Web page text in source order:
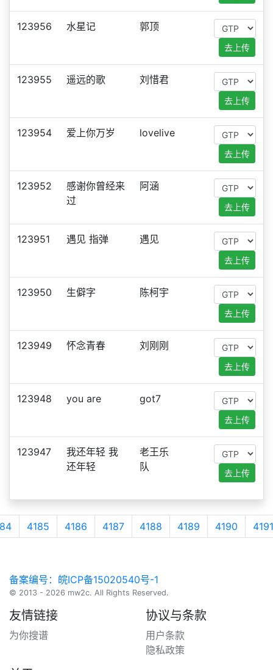
123956 水星记 郭顶
去上传
123955 遥远的歌 刘惜君
去上传
123954 爱上你万岁 lovelive
去上传
123952
感谢你曾经来
过
阿涵
去上传
123951 遇见 指弹 遇见
去上传
123950 生僻字 陈柯宇
去上传
123949 怀念青春 刘刚刚
去上传
123948 you are got7
去上传
123947
我还年轻 我
还年轻
老王乐
队
去上传
4185 4186 4187 4188 4189 4190 4191
备案编号：皖ICP备15020540号-1
© 2013 - 2026 mw2c. All Rights Reserved.
友情链接
为你搜谱
协议与条款
用户条款
隐私政策